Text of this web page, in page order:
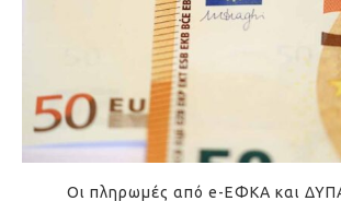
Οι πληρωμές από e-ΕΦΚΑ και